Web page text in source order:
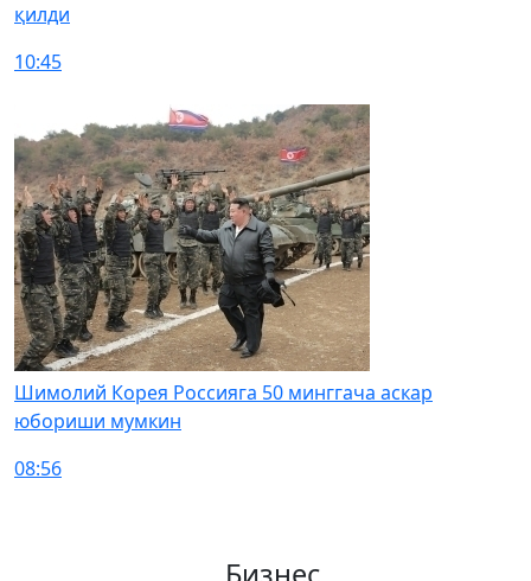
қилди
10:45
Шимолий Корея Россияга 50 минггача аскар
юбориши мумкин
08:56